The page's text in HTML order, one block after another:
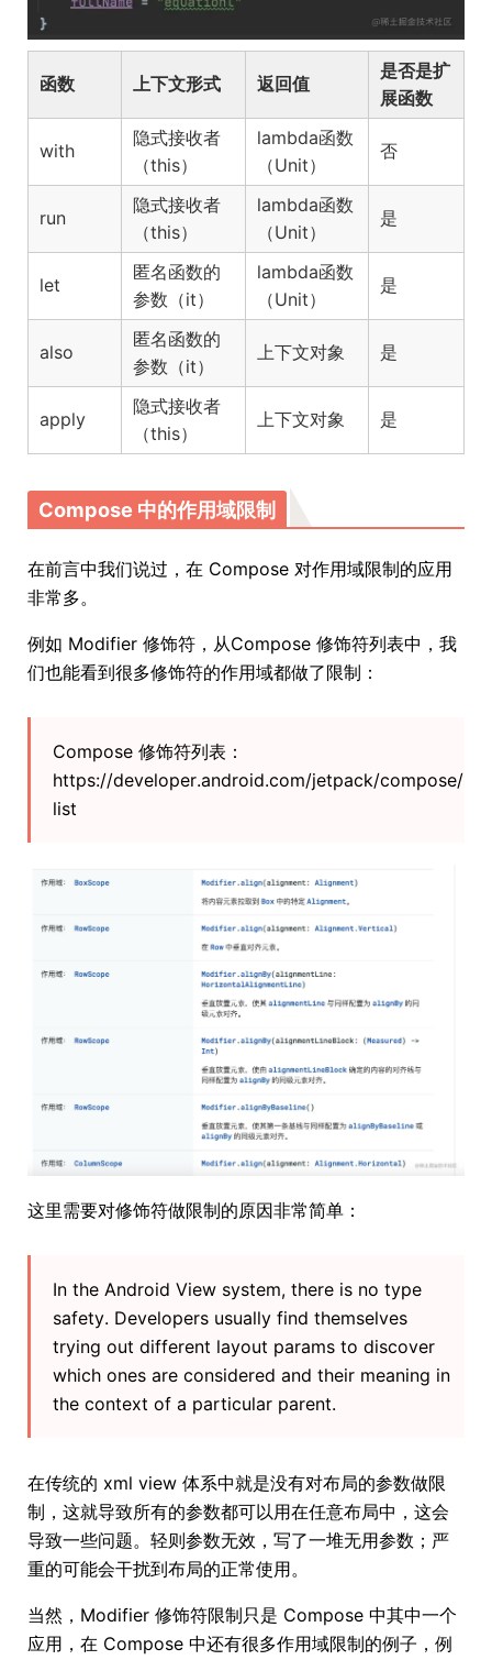
函数 上下文形式 返回值
是否是扩
展函数
with
隐式接收者
（this）
lambda函数
（Unit）
否
run
隐式接收者
（this）
lambda函数
（Unit）
是
let
匿名函数的
参数（it）
lambda函数
（Unit）
是
also
匿名函数的
参数（it）
上下文对象 是
apply
隐式接收者
（this）
上下文对象 是
Compose 中的作用域限制
在前言中我们说过，在 Compose 对作用域限制的应用
非常多。
例如 Modifier 修饰符，从Compose 修饰符列表中，我
们也能看到很多修饰符的作用域都做了限制：
Compose 修饰符列表：
https://developer.android.com/jetpack/compose/
list
这里需要对修饰符做限制的原因非常简单：
In the Android View system, there is no type
safety. Developers usually find themselves
trying out different layout params to discover
which ones are considered and their meaning in
the context of a particular parent.
在传统的 xml view 体系中就是没有对布局的参数做限
制，这就导致所有的参数都可以用在任意布局中，这会
导致一些问题。轻则参数无效，写了一堆无用参数；严
重的可能会干扰到布局的正常使用。
当然，Modifier 修饰符限制只是 Compose 中其中一个
应用，在 Compose 中还有很多作用域限制的例子，例